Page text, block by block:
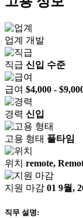
업계 개발
직급 신입 수준
급여 $4,000 -
경력 신입
고용 형태 풀타임
위치 remote,
지원 마감 01 9월,
직무 설명: